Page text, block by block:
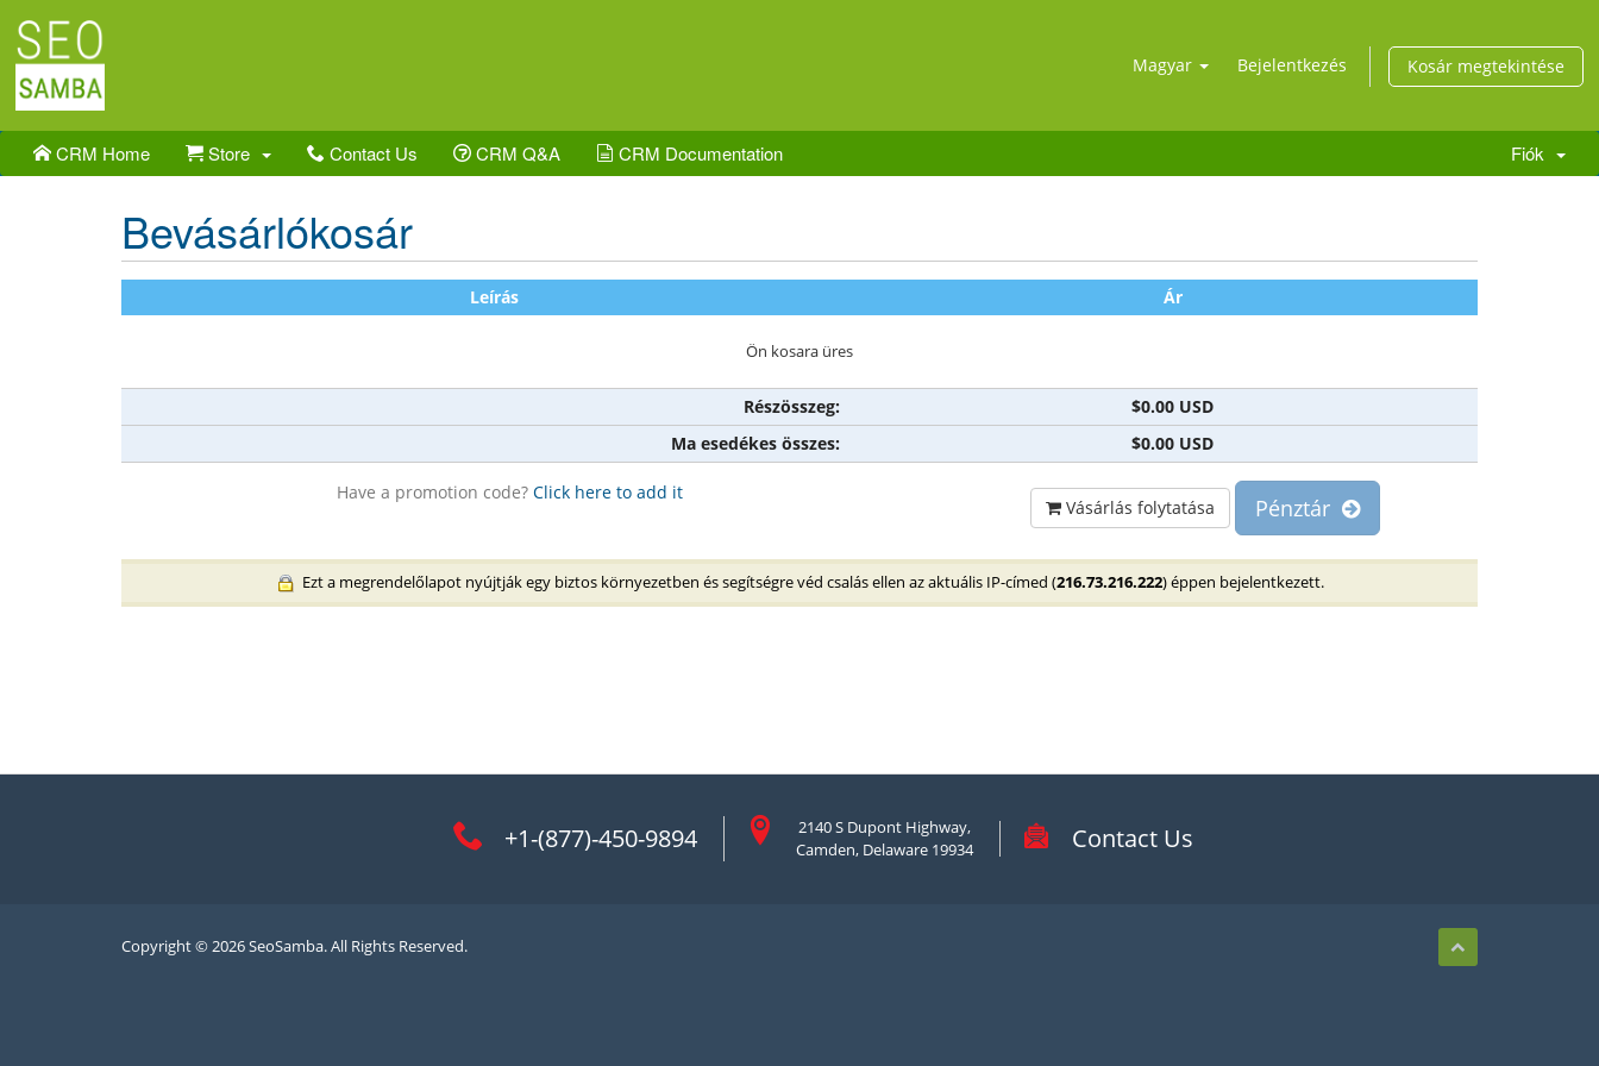
Magyar Bejelentkezés Kosár megtekintése
CRM Home Store Contact Us CRM Q&A CRM Documentation Fiók
Bevásárlókosár
Leírás Ár
Ön kosara üres
Részösszeg:
$0.00 USD
Ma esedékes összes:
$0.00 USD
Have a promotion code? Click here to add it
Vásárlás folytatása Pénztár
Ezt a megrendelőlapot nyújtják egy biztos környezetben és segítségre véd csalás ellen az aktuális IP-címed (216.73.216.222) éppen bejelentkezett.
+1-(877)-450-9894
2140 S Dupont Highway,
Camden, Delaware 19934
Contact Us
Copyright © 2026 SeoSamba. All Rights Reserved.